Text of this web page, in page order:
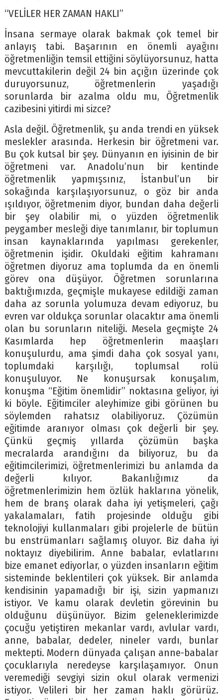
“VELİLER HER ZAMAN HAKLI”
İnsana sermaye olarak bakmak çok temel bir
anlayış tabi. Başarının en önemli ayağını
öğretmenliğin temsil ettiğini söylüyorsunuz, hatta
mevcuttakilerin değil 24 bin açığın üzerinde çok
duruyorsunuz, öğretmenlerin yaşadığı
sorunlarda bir azalma oldu mu, Öğretmenlik
cazibesini yitirdi mi sizce?
Asla değil. Öğretmenlik, şu anda trendi en yüksek
meslekler arasında. Herkesin bir öğretmeni var.
Bu çok kutsal bir şey. Dünyanın en iyisinin de bir
öğretmeni var. Anadolu’nun bir kentinde
öğretmenlik yapmışsınız, İstanbul’un bir
sokağında karşılaşıyorsunuz, o göz bir anda
ışıldıyor, öğretmenim diyor, bundan daha değerli
bir şey olabilir mi, o yüzden öğretmenlik
peygamber mesleği diye tanımlanır, bir toplumun
insan kaynaklarında yapılması gerekenler,
öğretmenin işidir. Okuldaki eğitim kahramanı
öğretmen diyoruz ama toplumda da en önemli
görev ona düşüyor. Öğretmen sorunlarına
baktığımızda, geçmişle mukayese edildiği zaman
daha az sorunla yolumuza devam ediyoruz, bu
evren var oldukça sorunlar olacaktır ama önemli
olan bu sorunların niteliği. Mesela geçmişte 24
Kasımlarda hep öğretmenlerin maaşları
konuşulurdu, ama şimdi daha çok sosyal yanı,
toplumdaki karşılığı, toplumsal rolü
konuşuluyor. Ne konuşursak konuşalım,
konuşma “Eğitim önemlidir” noktasına geliyor, iyi
ki böyle. Eğitimciler aleyhimize gibi görünen bu
söylemden rahatsız olabiliyoruz. Çözümün
eğitimde aranıyor olması çok değerli bir şey.
Çünkü geçmiş yıllarda çözümün başka
mecralarda arandığını da biliyoruz, bu da
eğitimcilerimizi, öğretmenlerimizi bu anlamda da
değerli kılıyor. Bakanlığımız da
öğretmenlerimizin hem özlük haklarına yönelik,
hem de branş olarak daha iyi yetişmeleri, çağı
yakalamaları, fatih projesinde olduğu gibi
teknolojiyi kullanmaları gibi projelerle de bütün
bu enstrümanları sağlamış oluyor. Biz daha iyi
noktayız diyebilirim. Anne babalar, evlatlarını
bize emanet ediyorlar, o yüzden insanların eğitim
sisteminde beklentileri çok yüksek. Bir anlamda
kendisinin yapamadığı bir işi, sizin yapmanızı
istiyor. Ve kamu olarak devletin görevinin bu
olduğunu düşünüyor. Bizim geleneklerimizde
çocuğu yetiştiren mekanlar vardı, avlular vardı,
anne, babalar, dedeler, nineler vardı, bunlar
mektepti. Modern dünyada çalışan anne-babalar
çocuklarıyla neredeyse karşılaşamıyor. Onun
veremediği sevgiyi sizin okul olarak vermenizi
istiyor. Velileri bir her zaman haklı görürüz.